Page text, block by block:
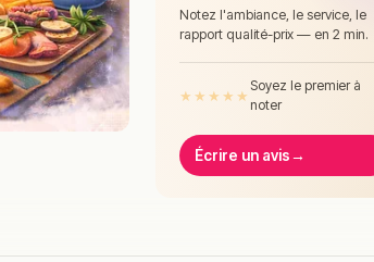
Notez l'ambiance, le service, le
rapport qualité-prix — en 2 min.
★ ★ ★ ★ ★
Soyez le premier à
noter
Écrire un avis→